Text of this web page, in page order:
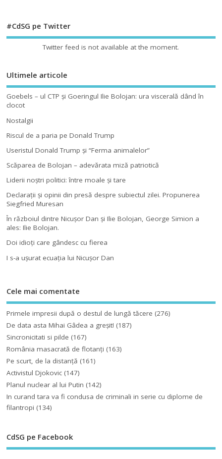
#CdSG pe Twitter
Twitter feed is not available at the moment.
Ultimele articole
Goebels – ul CTP şi Goeringul Ilie Bolojan: ura viscerală dând în
clocot
Nostalgii
Riscul de a paria pe Donald Trump
Useristul Donald Trump şi “Ferma animalelor”
Scăparea de Bolojan – adevărata miză patriotică
Liderii noştri politici: între moale şi tare
Declaraţii şi opinii din presă despre subiectul zilei. Propunerea
Siegfried Muresan
În războiul dintre Nicuşor Dan şi Ilie Bolojan, George Simion a
ales: Ilie Bolojan.
Doi idioţi care gândesc cu fierea
I s-a uşurat ecuaţia lui Nicuşor Dan
Cele mai comentate
Primele impresii după o destul de lungă tăcere (276)
De data asta Mihai Gâdea a greşit! (187)
Sincronicitati si pilde (167)
România masacrată de flotanţi (163)
Pe scurt, de la distanță (161)
Activistul Djokovic (147)
Planul nuclear al lui Putin (142)
In curand tara va fi condusa de criminali in serie cu diplome de
filantropi (134)
CdSG pe Facebook